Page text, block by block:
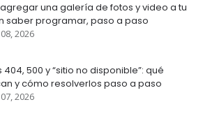
una galería de fotos y video a tu
saber programar, paso a paso
2026
404, 500 y “sitio no disponible”: qué
y cómo resolverlos paso a paso
2026